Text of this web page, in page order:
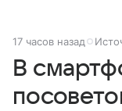
17 часов назад
В